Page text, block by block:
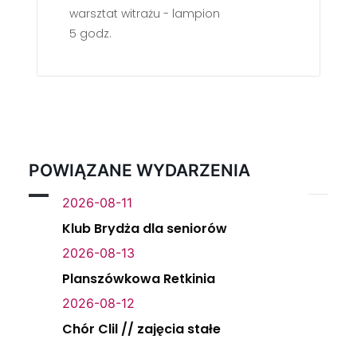
warsztat witrażu - lampion
5 godz.
POWIĄZANE WYDARZENIA
2026-08-11
Klub Brydża dla seniorów
2026-08-13
Planszówkowa Retkinia
2026-08-12
Chór Clil // zajęcia stałe